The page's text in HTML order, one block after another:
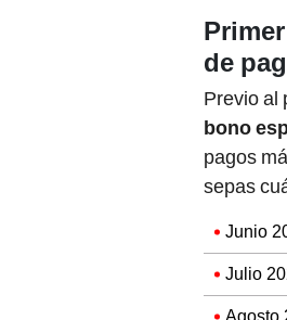
de
Previo
bono
pagos
sepas
Julio
Agosto